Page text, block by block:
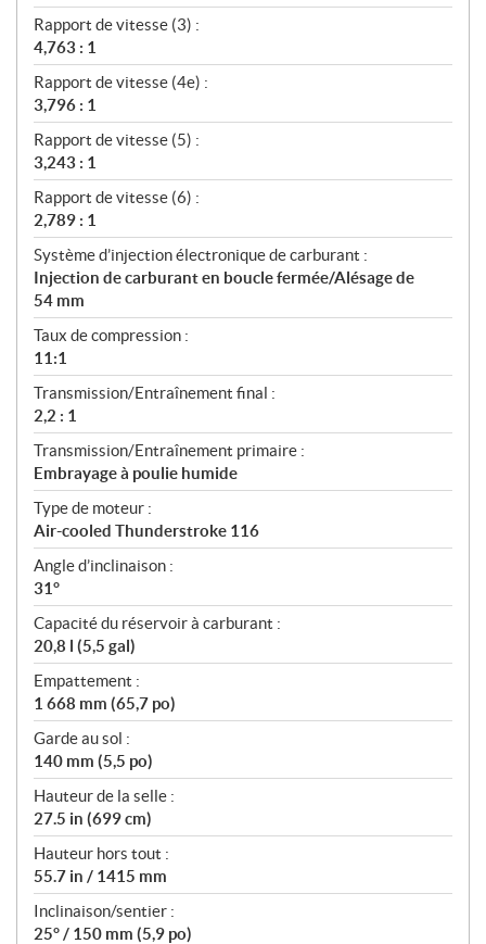
Rapport de vitesse (3) :
4,763 : 1
Rapport de vitesse (4e) :
3,796 : 1
Rapport de vitesse (5) :
3,243 : 1
Rapport de vitesse (6) :
2,789 : 1
Système d’injection électronique de carburant :
Injection de carburant en boucle fermée/Alésage de
54 mm
Taux de compression :
11:1
Transmission/Entraînement final :
2,2 : 1
Transmission/Entraînement primaire :
Embrayage à poulie humide
Type de moteur :
Air-cooled Thunderstroke 116
Angle d’inclinaison :
31°
Capacité du réservoir à carburant :
20,8 l (5,5 gal)
Empattement :
1 668 mm (65,7 po)
Garde au sol :
140 mm (5,5 po)
Hauteur de la selle :
27.5 in (699 cm)
Hauteur hors tout :
55.7 in / 1415 mm
Inclinaison/sentier :
25° / 150 mm (5,9 po)